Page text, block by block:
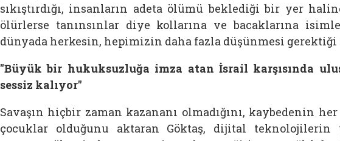
sıkıştırdığı, insanların adeta ölümü beklediği bir yer
ölürlerse tanınsınlar diye kollarına ve bacaklarına
dünyada herkesin, hepimizin daha fazla düşünmesi gerektiği
"Büyük bir hukuksuzluğa imza atan İsrail karşısında
sessiz kalıyor"
Savaşın hiçbir zaman kazananı olmadığını, kaybedenin
çocuklar olduğunu aktaran Göktaş, dijital teknolojilerin